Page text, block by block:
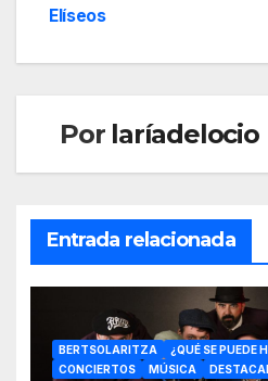
Elíseos
Por laríadelocio
Entrada relacionada
BERTSOLARITZA ¿QUÉ SE PUEDE
CONCIERTOS
MÚSICA